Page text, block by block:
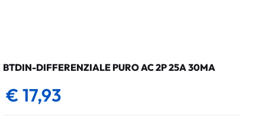
BTDIN-DIFFERENZIALE PURO AC 2P 25A 30MA
€ 17,93